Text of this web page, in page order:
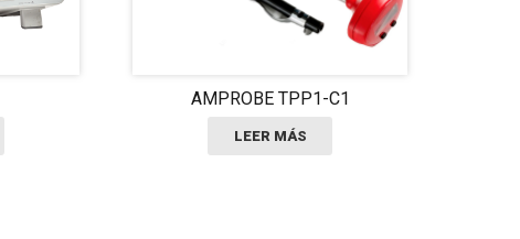
AMPROBE TPP1-C1
LEER MÁS